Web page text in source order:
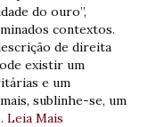
do ouro”,
contextos.
de direita
existir um
e um
sublinhe-se, um
Leia Mais